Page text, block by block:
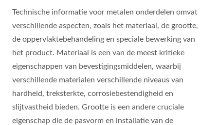
Technische informatie voor metalen onderdelen omvat
verschillende aspecten, zoals het materiaal, de grootte,
de oppervlaktebehandeling en speciale bewerking van
het product. Materiaal is een van de meest kritieke
eigenschappen van bevestigingsmiddelen, waarbij
verschillende materialen verschillende niveaus van
hardheid, treksterkte, corrosiebestendigheid en
slijtvastheid bieden. Grootte is een andere cruciale
eigenschap die de pasvorm en installatie van de